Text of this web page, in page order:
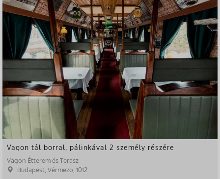
Vagon tál borral, pálinkával 2 személy részére
Vagon Étterem és Terasz
Budapest, Vérmező, 1012